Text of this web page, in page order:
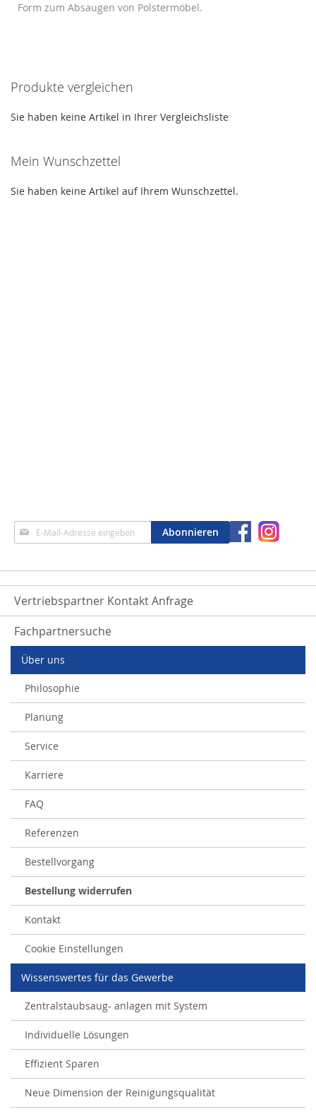
Form zum Absaugen von Polstermöbel.
Produkte vergleichen
Sie haben keine Artikel in Ihrer Vergleichsliste
Mein Wunschzettel
Sie haben keine Artikel auf Ihrem Wunschzettel.
Anmeldung
zum
Abonnieren
Vertriebspartner Kontakt Anfrage
Fachpartnersuche
Über uns
Philosophie
Planung
Service
Karriere
FAQ
Referenzen
Bestellvorgang
Bestellung widerrufen
Kontakt
Cookie Einstellungen
Wissenswertes für das Gewerbe
Zentralstaubsaug- anlagen mit System
Individuelle Lösungen
Effizient Sparen
Neue Dimension der Reinigungsqualität